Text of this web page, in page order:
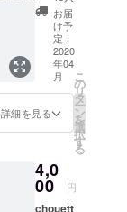
ませ
ん。）
を同封
致しま
す。 生
豆情報
はホー
ムペー
認下さ
い。
ご提
供。継
続され
る方に
は、こ
ちらが
お得で
す。
chouett
eのコー
（サン
プル用
とし
お届
け予
定：
2020
年04
月
詳細を見る
こ
の
リ
タ
ー
ン
を
選
択
す
る
4,0
00 円